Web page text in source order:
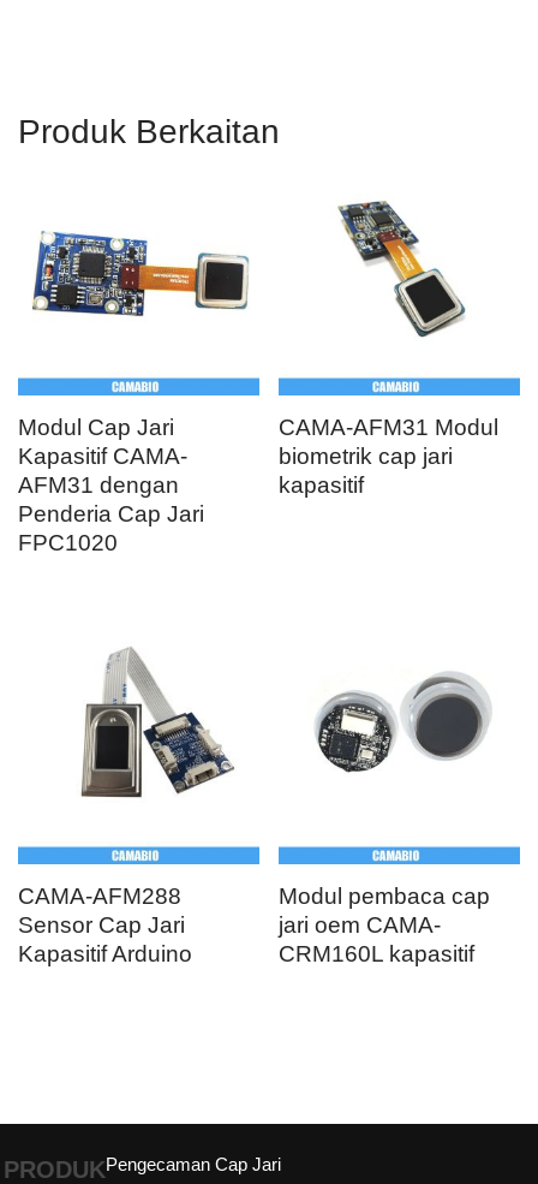
Produk Berkaitan
Modul Cap Jari
Kapasitif CAMA-
AFM31 dengan
Penderia Cap Jari
FPC1020
CAMA-AFM31 Modul
biometrik cap jari
kapasitif
CAMA-AFM288
Sensor Cap Jari
Kapasitif Arduino
Modul pembaca cap
jari oem CAMA-
CRM160L kapasitif
PRODUKPengecaman Cap Jari